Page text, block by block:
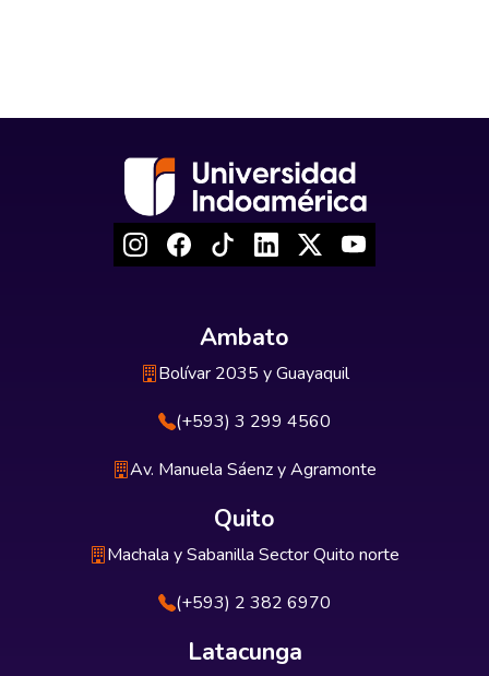
Ambato
Bolívar 2035 y Guayaquil
(+593) 3 299 4560
Av. Manuela Sáenz y Agramonte
Quito
Machala y Sabanilla Sector Quito norte
(+593) 2 382 6970
Latacunga